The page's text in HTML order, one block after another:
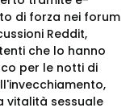
di forza nei forum
Reddit,
che lo hanno
per le notti di
vitalità sessuale